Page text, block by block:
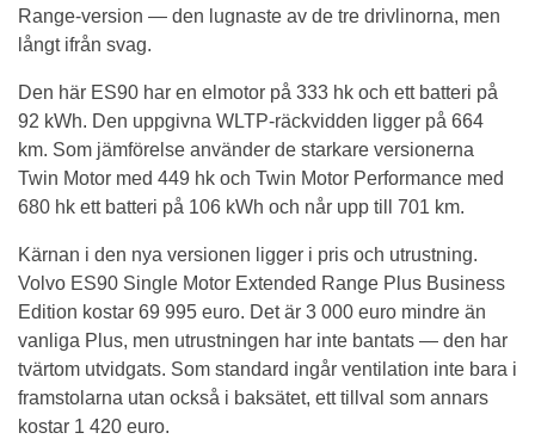
Range-version — den lugnaste av de tre drivlinorna, men
långt ifrån svag.
Den här ES90 har en elmotor på 333 hk och ett batteri på
92 kWh. Den uppgivna WLTP-räckvidden ligger på 664
km. Som jämförelse använder de starkare versionerna
Twin Motor med 449 hk och Twin Motor Performance med
680 hk ett batteri på 106 kWh och når upp till 701 km.
Kärnan i den nya versionen ligger i pris och utrustning.
Volvo ES90 Single Motor Extended Range Plus Business
Edition kostar 69 995 euro. Det är 3 000 euro mindre än
vanliga Plus, men utrustningen har inte bantats — den har
tvärtom utvidgats. Som standard ingår ventilation inte bara i
framstolarna utan också i baksätet, ett tillval som annars
kostar 1 420 euro.